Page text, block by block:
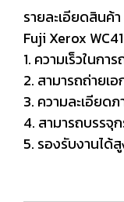
รายละเอียดสินค้า
Fuji Xerox
1. ความเร็วในกา
2. สามารถถ่ายเ
3. ความละเอีย
4. สามารถบรรจุ
5. รองรับงานไ